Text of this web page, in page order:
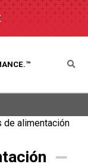
de alimentación